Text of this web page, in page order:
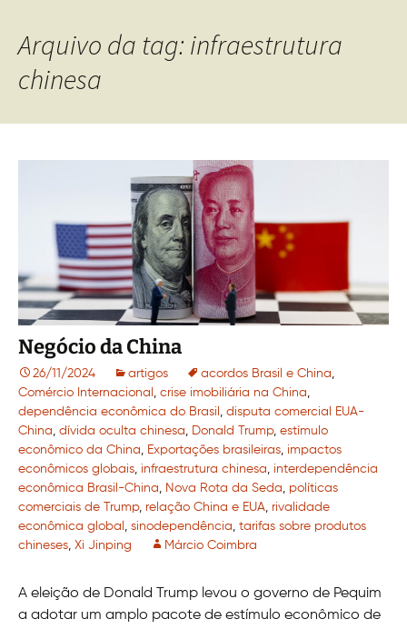
Arquivo da tag: infraestrutura
chinesa
Negócio da China
26/11/2024 artigos acordos Brasil e China,
Comércio Internacional , crise imobiliária na China,
dependência econômica do Brasil , disputa comercial EUA-
China, dívida oculta chinesa, Donald Trump, estímulo
econômico da China, Exportações brasileiras, impactos
econômicos globais, infraestrutura chinesa, interdependência
econômica Brasil-China, Nova Rota da Seda, políticas
comerciais de Trump, relação China e EUA, rivalidade
econômica global , sinodependência, tarifas sobre produtos
chineses, Xi Jinping Márcio Coimbra
A eleição de Donald Trump levou o governo de Pequim
a adotar um amplo pacote de estímulo econômico de